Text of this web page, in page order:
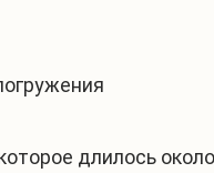
длилось